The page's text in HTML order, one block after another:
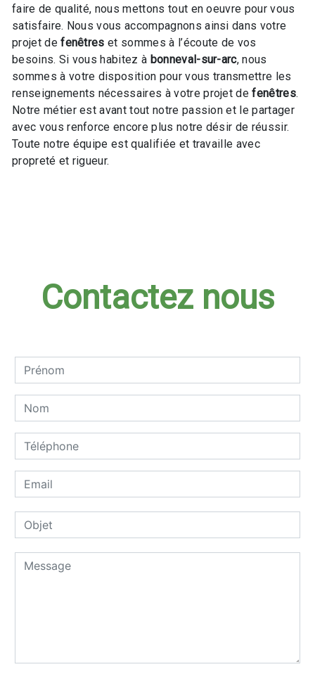
faire de qualité, nous mettons tout en oeuvre pour vous
satisfaire. Nous vous accompagnons ainsi dans votre
projet defenêtres et sommes à l’écoute de vos
besoins. Si vous habitez à bonneval-sur-arc, nous
sommes à votre disposition pour vous transmettre les
renseignements nécessaires à votre projet defenêtres.
Notre métier est avant tout notre passion et le partager
avec vous renforce encore plus notre désir de réussir.
Toute notre équipe est qualifiée et travaille avec
propreté et rigueur.
Contactez nous